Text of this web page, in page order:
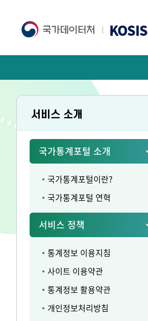
KOSIS
서비스 소개
국가통계포털 소개
국가통계포털이란?
국가통계포털 연혁
서비스 정책
통계정보 이용지침
사이트 이용약관
통계정보 활용약관
개인정보처리방침